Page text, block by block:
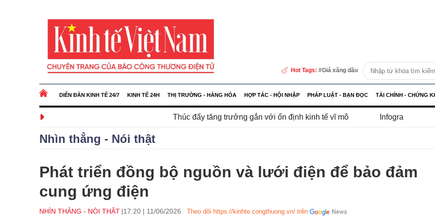
Hot Tags: Giá xăng dầu
DIỄN ĐÀN KINH TẾ 24/7 KINH TẾ 24H THỊ TRƯỜNG - HÀNG HÓA HỢP TÁC - HỘI NHẬP PHÁP LUẬT - BẠN ĐỌC TÀI CHÍNH - CHỨNG
Thúc đẩy tăng trưởng gắn với ổn định kinh tế vĩ mô Infographic | Sản xuất công
Nhìn thẳng - Nói thật
Phát triển đồng bộ nguồn và lưới điện để bảo đảm
cung ứng điện
NHÌN THẲNG - NÓI THẬT 17:20 | 11/06/2026 Theo dõi https://kinhte.congthuong.vn/ trên